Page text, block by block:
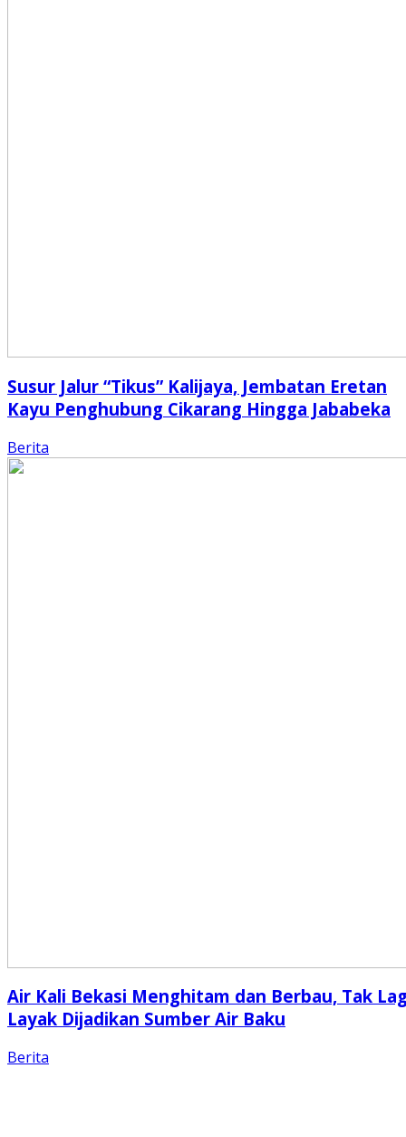
Susur Jalur “Tikus” Kalijaya, Jembatan Eretan
Kayu Penghubung Cikarang Hingga Jababeka
Berita
Air Kali Bekasi Menghitam dan Berbau, Tak
Layak Dijadikan Sumber Air Baku
Berita